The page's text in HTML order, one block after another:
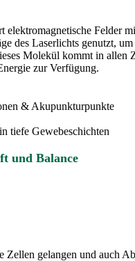
elektromagnetische Felder
des Laserlichts genutzt,
Molekül kommt in allen
zur Verfügung.
& Akupunkturpunkte
tiefe Gewebeschichten
und Balance
gelangen und auch